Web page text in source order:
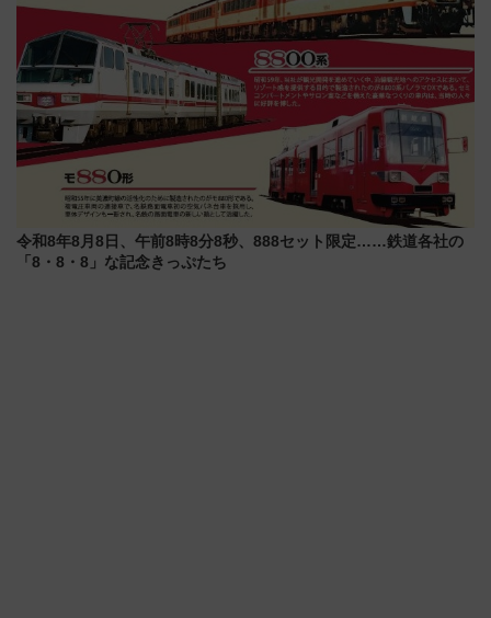
令和8年8月8日、午前8時8分8秒、888セット限定……鉄道各社の
「8・8・8」な記念きっぷたち